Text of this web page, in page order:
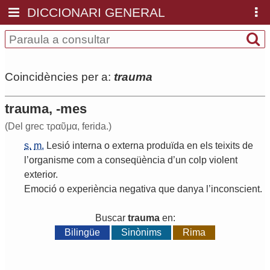
DICCIONARI GENERAL
Coincidències per a: trauma
trauma, -mes
(Del grec τραῦμα, ferida.)
s. m. Lesió interna o externa produïda en els teixits de
’organisme com a conseqüència d’un colp violent
exterior.
Emoció o experiència negativa que danya ’inconscient.
Buscar traumaen:
Bilingüe
Sinònims Rima